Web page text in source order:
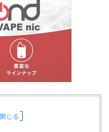
閉じる ]